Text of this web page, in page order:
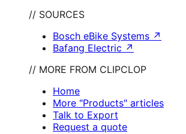
// SOURCES
Bosch eBike Systems ↗
Bafang Electric ↗
// MORE FROM CLIPCLOP
Home
More "Products" articles
Talk to Export
Request a quote